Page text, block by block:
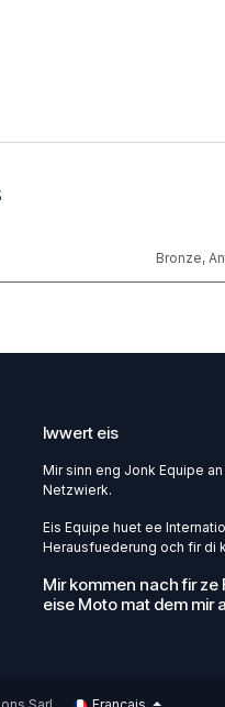
Bronze,
Iwwert eis
Mir sinn eng Jonk Equipe
Netzwierk.
Eis Equipe huet ee
Herausfuederung och fir di
Mir kommen nach fir
eise Moto mat dem mir